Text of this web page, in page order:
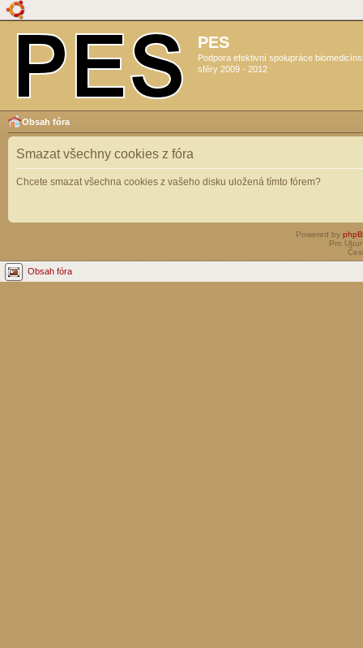
PES
Podpora efektivní spolupráce
sféry 2009 - 2012
Obsah fóra
Smazat všechny cookies z fóra
Chcete smazat všechna cookies z vašeho disku uložená tímto fórem?
Powered by
Pro
Obsah fóra